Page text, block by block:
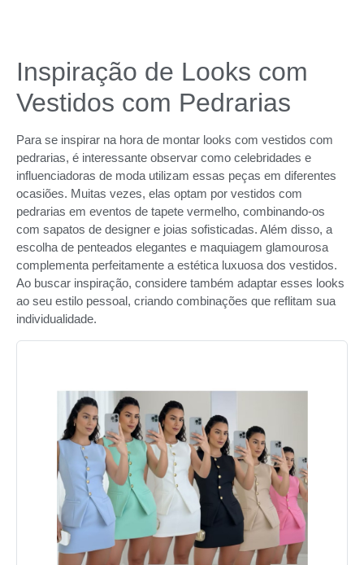
Inspiração de Looks com
Vestidos com Pedrarias
Para se inspirar na hora de montar looks com vestidos com
pedrarias, é interessante observar como celebridades e
influenciadoras de moda utilizam essas peças em diferentes
ocasiões. Muitas vezes, elas optam por vestidos com
pedrarias em eventos de tapete vermelho, combinando-os
com sapatos de designer e joias sofisticadas. Além disso, a
escolha de penteados elegantes e maquiagem glamourosa
complementa perfeitamente a estética luxuosa dos vestidos.
Ao buscar inspiração, considere também adaptar esses looks
ao seu estilo pessoal, criando combinações que reflitam sua
individualidade.